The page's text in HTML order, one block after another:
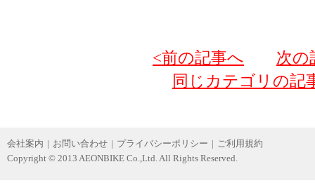
<前の記事へ
次の
同じカテゴリの記
会社案内 | お問い合わせ | プライバシーポリシー | ご利用規約
Copyright © 2013 AEONBIKE Co.,Ltd. All Rights Reserved.